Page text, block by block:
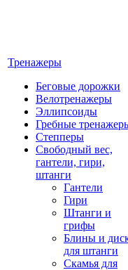
Тренажеры
Беговые дорожки
Велотренажеры
Эллипсоиды
Гребные
Степперы
Свободный вес,
гантели, гири,
штанги
Гантели
Гири
Штанги и
грифы
Блины и
для штанги
Скамья для